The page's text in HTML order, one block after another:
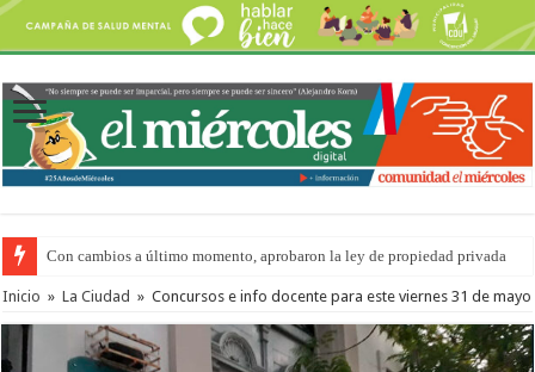
Con cambios a último momento, aprobaron la ley de propiedad privada
Inicio » La Ciudad » Concursos e info docente para este viernes 31 de mayo